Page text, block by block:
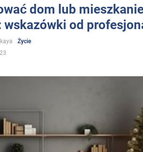
dom lub
wskazówki od
Życie